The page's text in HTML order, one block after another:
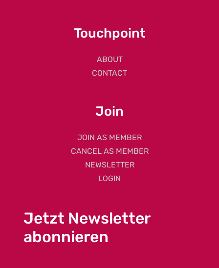
Touchpoint
ABOUT
CONTACT
Join
JOIN AS MEMBER
CANCEL AS MEMBER
NEWSLETTER
LOGIN
Jetzt Newsletter
abonnieren